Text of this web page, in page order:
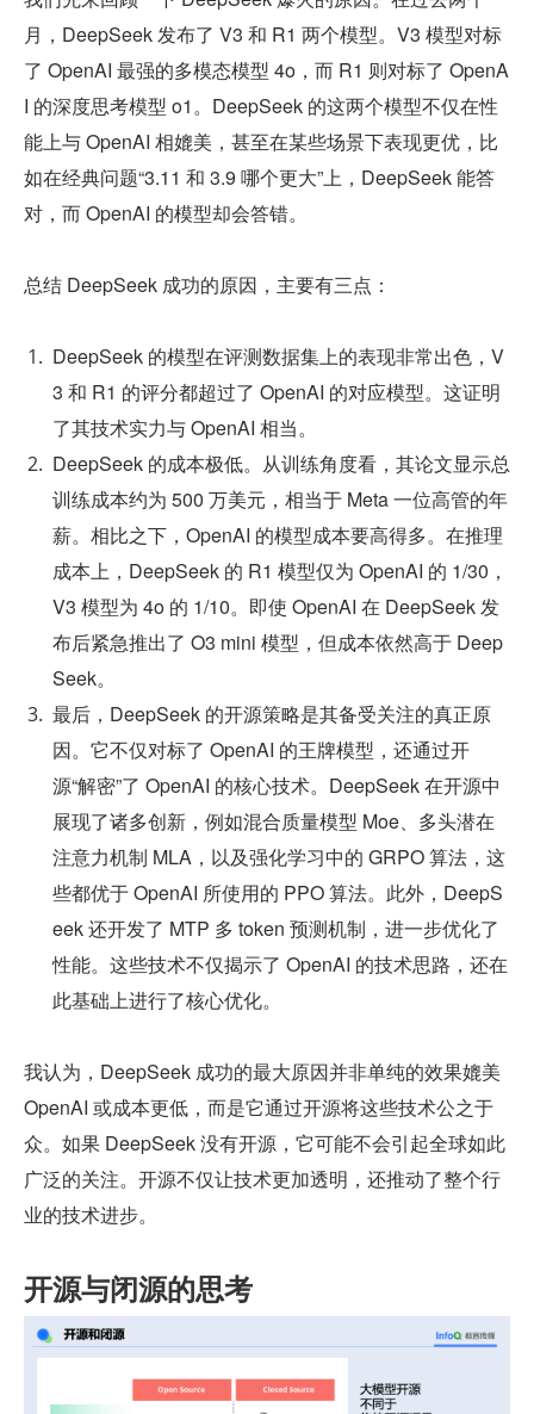
月，DeepSeek 发布了 V3 和 R1 两个模型。V3 模型对标
了 OpenAI 最强的多模态模型 4o，而 R1 则对标了 OpenA
I 的深度思考模型 o1。DeepSeek 的这两个模型不仅在性
能上与 OpenAI 相媲美，甚至在某些场景下表现更优，比
如在经典问题“3.11 和 3.9 哪个更大”上，DeepSeek 能答
对，而 OpenAI 的模型却会答错。
总结 DeepSeek 成功的原因，主要有三点：
DeepSeek 的模型在评测数据集上的表现非常出色，V
3 和 R1 的评分都超过了 OpenAI 的对应模型。这证明
了其技术实力与 OpenAI 相当。
DeepSeek 的成本极低。从训练角度看，其论文显示总
训练成本约为 500 万美元，相当于 Meta 一位高管的年
薪。相比之下，OpenAI 的模型成本要高得多。在推理
成本上，DeepSeek 的 R1 模型仅为 OpenAI 的 1/30，
V3 模型为 4o 的 1/10。即使 OpenAI 在 DeepSeek 发
布后紧急推出了 O3 mini 模型，但成本依然高于 Deep
Seek。
最后，DeepSeek 的开源策略是其备受关注的真正原
因。它不仅对标了 OpenAI 的王牌模型，还通过开
源“解密”了 OpenAI 的核心技术。DeepSeek 在开源中
展现了诸多创新，例如混合质量模型 Moe、多头潜在
注意力机制 MLA，以及强化学习中的 GRPO 算法，这
些都优于 OpenAI 所使用的 PPO 算法。此外，DeepS
eek 还开发了 MTP 多 token 预测机制，进一步优化了
性能。这些技术不仅揭示了 OpenAI 的技术思路，还在
此基础上进行了核心优化。
我认为，DeepSeek 成功的最大原因并非单纯的效果媲美
OpenAI 或成本更低，而是它通过开源将这些技术公之于
众。如果 DeepSeek 没有开源，它可能不会引起全球如此
广泛的关注。开源不仅让技术更加透明，还推动了整个行
业的技术进步。
开源与闭源的思考